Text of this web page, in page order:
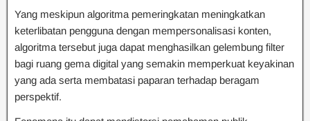
Yang meskipun algoritma pemeringkatan meningkatkan
keterlibatan pengguna dengan mempersonalisasi konten,
algoritma tersebut juga dapat menghasilkan gelembung filter
bagi ruang gema digital yang semakin memperkuat keyakinan
yang ada serta membatasi paparan terhadap beragam
perspektif.